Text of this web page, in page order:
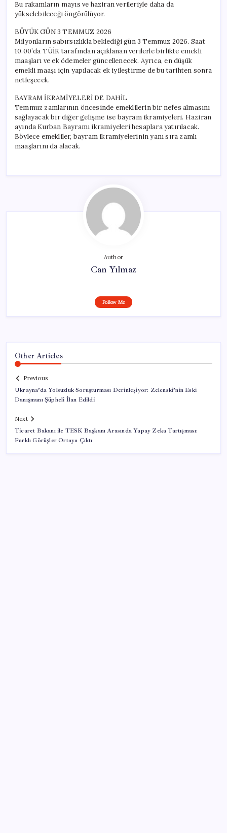
Bu rakamların mayıs ve haziran verileriyle daha da
yükselebileceği öngörülüyor.
BÜYÜK GÜN 3 TEMMUZ 2026
Milyonların sabırsızlıkla beklediği gün 3 Temmuz 2026. Saat
10.00’da TÜİK tarafından açıklanan verilerle birlikte emekli
maaşları ve ek ödemeler güncellenecek. Ayrıca, en düşük
emekli maaşı için yapılacak ek iyileştirme de bu tarihten sonra
netleşecek.
BAYRAM İKRAMİYELERİ DE DAHİL
Temmuz zamlarının öncesinde emeklilerin bir nefes almasını
sağlayacak bir diğer gelişme ise bayram ikramiyeleri. Haziran
ayında Kurban Bayramı ikramiyeleri hesaplara yatırılacak.
Böylece emekliler, bayram ikramiyelerinin yanı sıra zamlı
maaşlarını da alacak.
Author
Can Yılmaz
Follow Me
Other Articles
Previous
Ukrayna’da Yolsuzluk Soruşturması Derinleşiyor: Zelenski’nin Eski
Danışmanı Şüpheli İlan Edildi
Next
Ticaret Bakanı ile TESK Başkanı Arasında Yapay Zeka Tartışması:
Farklı Görüşler Ortaya Çıktı